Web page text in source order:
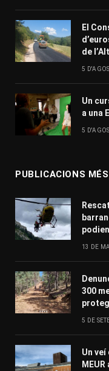
El
de
5
Un
a una
5
PUBLICACIONS
13 DE
300
5 DE
Un